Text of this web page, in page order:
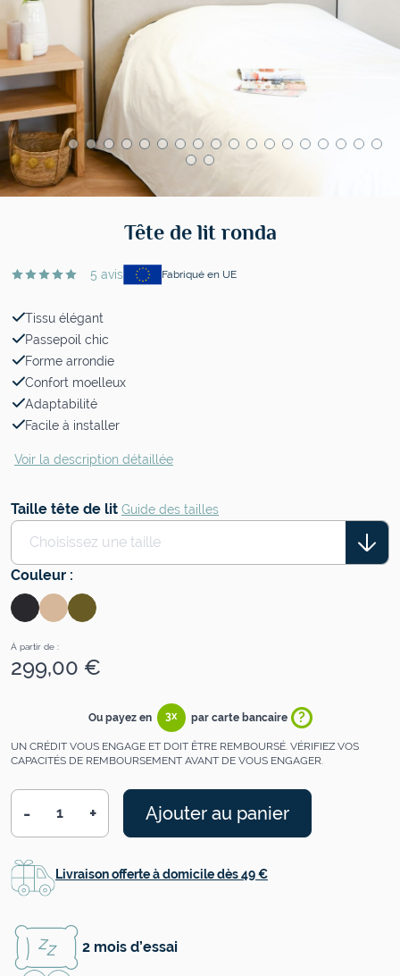
Tête de lit ronda
5 avis Fabriqué en UE
Tissu élégant
Passepoil chic
Forme arrondie
Confort moelleux
Adaptabilité
Facile à installer
Voir la description détaillée
Taille tête de lit Guide des tailles
Choisissez une taille
Couleur :
À partir de :
299,00 €
Ou payez en 3x par carte bancaire ?
UN CRÉDIT VOUS ENGAGE ET DOIT ÊTRE REMBOURSÉ. VÉRIFIEZ VOS
CAPACITÉS DE REMBOURSEMENT AVANT DE VOUS ENGAGER.
Quantité
- + Ajouter au panier
Livraison offerte à domicile dès 49 €
2 mois d’essai